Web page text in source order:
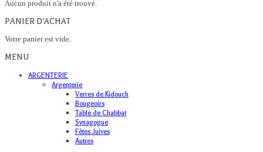
Aucun produit n'a été trouvé.
PANIER D'ACHAT
Votre panier est vide.
MENU
ARGENTERIE
Argenterie
Verres de Kidouch
Bougeoirs
Table de Chabbat
Synagogue
Fêtes Juives
Autres